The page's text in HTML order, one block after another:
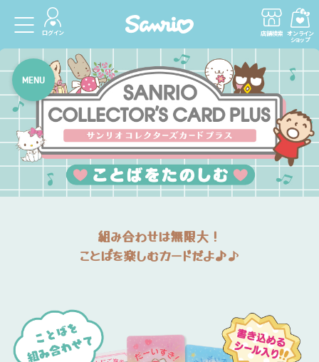
ログイン 店舗検索 オンライン
ショップ
MENU
組み合わせは無限大！
ことばを楽しむカードだよ♪♪